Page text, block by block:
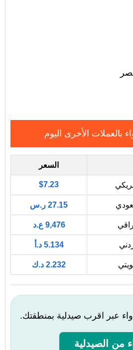
بالعملات الأخرى اليوم
السعر
$7.23
27.15 ر.س
9,476 ع.د
5.134 د.أ
2.232 د.ك
عبر اقرب صيدلية بمنطقتك.
من الصيدلية